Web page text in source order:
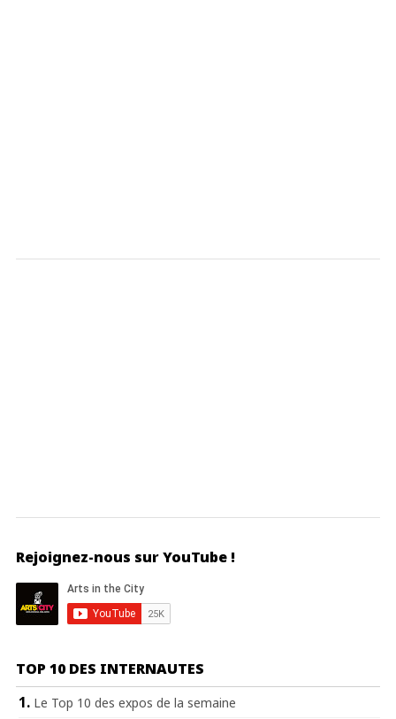
Rejoignez-nous sur YouTube !
TOP 10 DES INTERNAUTES
Le Top 10 des expos de la semaine